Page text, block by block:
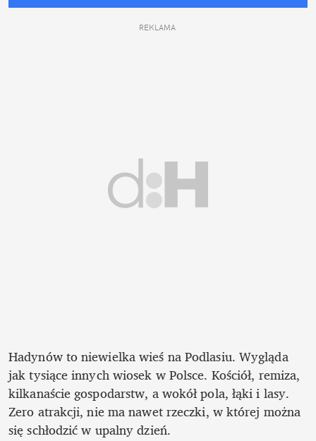
REKLAMA
Hadynów to niewielka wieś na Podlasiu. Wygląda
jak tysiące innych wiosek w Polsce. Kościół, remiza,
kilkanaście gospodarstw, a wokół pola, łąki i lasy.
Zero atrakcji, nie ma nawet rzeczki, w której można
się schłodzić w upalny dzień.